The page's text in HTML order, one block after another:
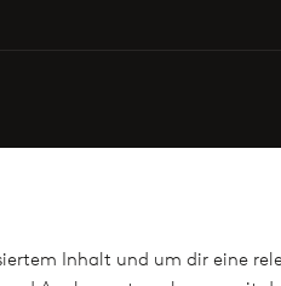
Inhalt und um dir eine